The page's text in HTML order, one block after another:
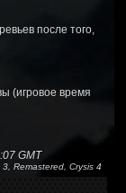
после того,
(игровое время
GMT
Remastered, Crysis 4